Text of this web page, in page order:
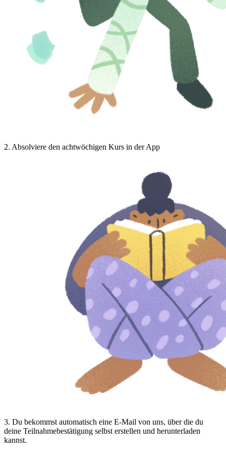
2. Absolviere den achtwöchigen Kurs in der App
3. Du bekommst automatisch eine E-Mail von uns, über die du
deine Teilnahmebestätigung selbst erstellen und herunterladen
kannst.